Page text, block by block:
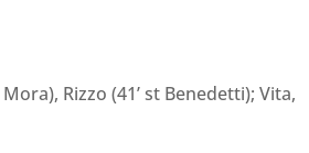
Rizzo (41’ st Benedetti); Vita,